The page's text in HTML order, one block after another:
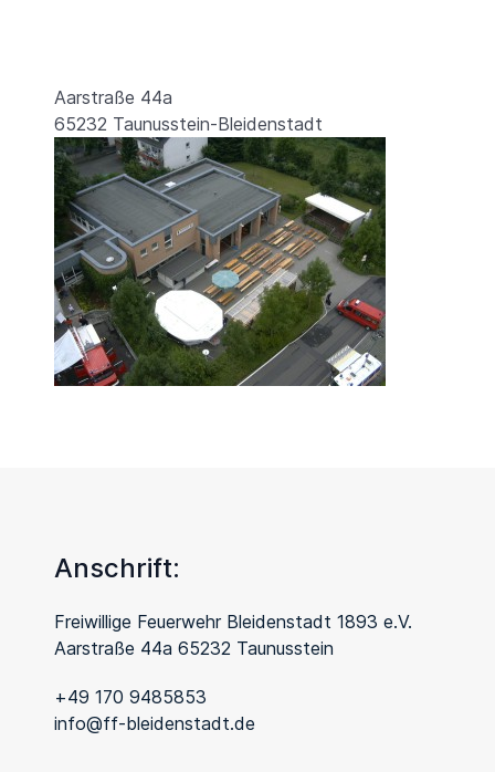
Aarstraße 44a
65232 Taunusstein-Bleidenstadt
Anschrift:
Freiwillige Feuerwehr Bleidenstadt 1893 e.V.
Aarstraße 44a 65232 Taunusstein
+49 170 9485853
info@ff-bleidenstadt.de